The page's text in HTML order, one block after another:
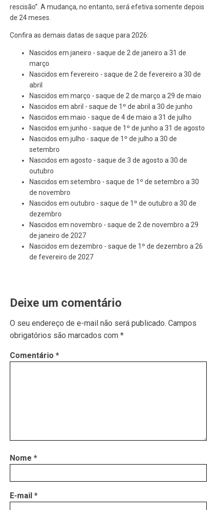
rescisão”. A mudança, no entanto, será efetiva somente depois
de 24 meses.
Confira as demais datas de saque para 2026:
Nascidos em janeiro - saque de 2 de janeiro a 31 de
março
Nascidos em fevereiro - saque de 2 de fevereiro a 30 de
abril
Nascidos em março - saque de 2 de março a 29 de maio
Nascidos em abril - saque de 1º de abril a 30 de junho
Nascidos em maio - saque de 4 de maio a 31 de julho
Nascidos em junho - saque de 1º de junho a 31 de agosto
Nascidos em julho - saque de 1º de julho a 30 de
setembro
Nascidos em agosto - saque de 3 de agosto a 30 de
outubro
Nascidos em setembro - saque de 1º de setembro a 30
de novembro
Nascidos em outubro - saque de 1º de outubro a 30 de
dezembro
Nascidos em novembro - saque de 2 de novembro a 29
de janeiro de 2027
Nascidos em dezembro - saque de 1º de dezembro a 26
de fevereiro de 2027
Deixe um comentário
O seu endereço de e-mail não será publicado. Campos
obrigatórios são marcados com *
Comentário *
Nome *
E-mail *